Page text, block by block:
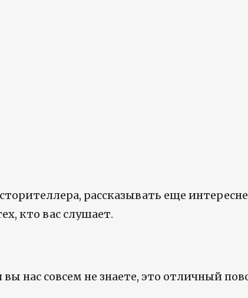
рассказывать еще
кто вас слушает.
нас совсем не знаете, это отличный